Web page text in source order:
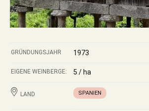
GRÜNDUNGSJAHR 1973
EIGENE WEINBERGE: 5 / ha
LAND SPANIEN